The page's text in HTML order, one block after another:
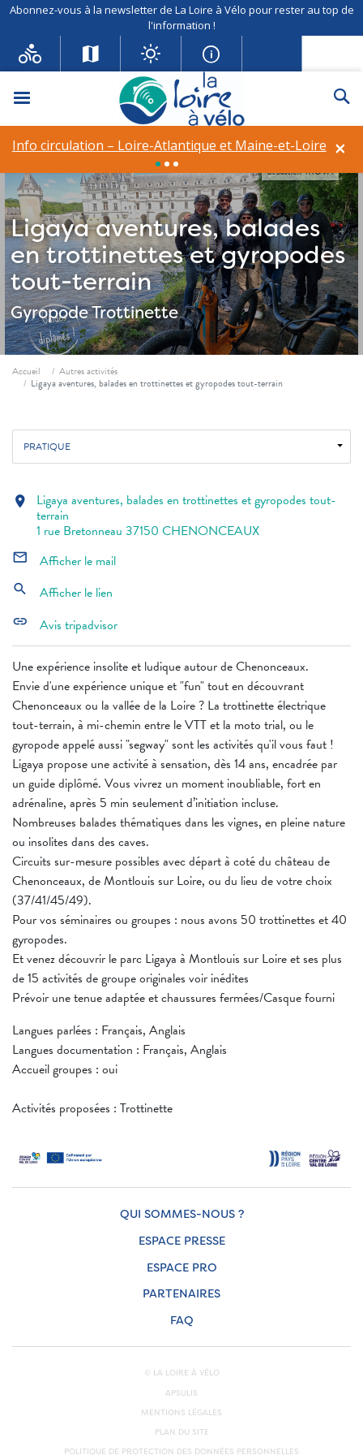
Abonnez-vous à la newsletter de La Loire à Vélo pour rester au top de
l'information !
Menu
×
Info circulation – Loire-Atlantique et Maine-et-Loire
Ligaya aventures, balades
en trottinettes et gyropodes
tout-terrain
GyropodeTrottinette
Sébastien TROVA
Fil d'ariane
Accueil
Autres activités
Ligaya aventures, balades en trottinettes et gyropodes tout-terrain
PRATIQUE
Une expérience insolite et ludique autour de Chenonceaux.
Envie d'une expérience unique et "fun" tout en découvrant
Chenonceaux ou la vallée de la Loire ? La trottinette électrique
tout-terrain, à mi-chemin entre le VTT et la moto trial, ou le
gyropode appelé aussi "segway" sont les activités qu'il vous faut !
Ligaya propose une activité à sensation, dès 14 ans, encadrée par
un guide diplômé. Vous vivrez un moment inoubliable, fort en
adrénaline, après 5 min seulement d’initiation incluse.
Nombreuses balades thématiques dans les vignes, en pleine nature
ou insolites dans des caves.
Circuits sur-mesure possibles avec départ à coté du château de
Chenonceaux, de Montlouis sur Loire, ou du lieu de votre choix
(37/41/45/49).
Pour vos séminaires ou groupes : nous avons 50 trottinettes et 40
gyropodes.
Et venez découvrir le parc Ligaya à Montlouis sur Loire et ses plus
de 15 activités de groupe originales voir inédites
Prévoir une tenue adaptée et chaussures fermées/Casque fourni
Langues parlées : Français, Anglais
Langues documentation : Français, Anglais
Accueil groupes : oui
Activités proposées : Trottinette
location_on Ligaya aventures, balades en trottinettes et gyropodes tout-
terrain
1 rue Bretonneau 37150 CHENONCEAUX
mail_outline Afficher le mail
search Afficher le lien
link Avis tripadvisor
QUI SOMMES-NOUS ?
ESPACE PRESSE
ESPACE PRO
PARTENAIRES
FAQ
© LA LOIRE À VÉLO
APSULIS
MENTIONS LÉGALES
PLAN DU SITE
POLITIQUE DE PROTECTION DES DONNÉES PERSONNELLES